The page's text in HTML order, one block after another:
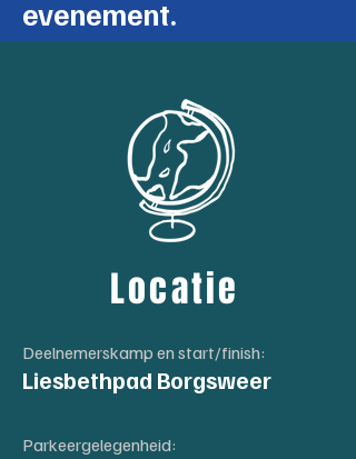
evenement.
Locatie
Deelnemerskamp en start/finish:
Liesbethpad Borgsweer
Parkeergelegenheid: